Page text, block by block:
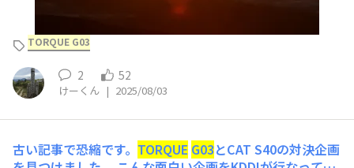
TORQUE G03
2 52
けーくん | 2025/08/03
古い記事で恐縮です。 TORQUE G03とCAT S40の対決企画